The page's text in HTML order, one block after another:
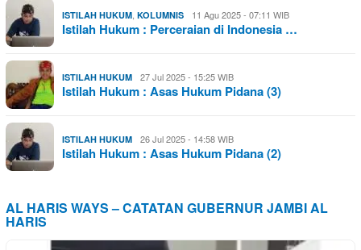
ISTILAH HUKUM, KOLUMNIS 11 Agu 2025 - 07:11 WIB
Istilah Hukum : Perceraian di Indonesia …
ISTILAH HUKUM 27 Jul 2025 - 15:25 WIB
Istilah Hukum : Asas Hukum Pidana (3)
ISTILAH HUKUM 26 Jul 2025 - 14:58 WIB
Istilah Hukum : Asas Hukum Pidana (2)
AL HARIS WAYS – CATATAN GUBERNUR JAMBI AL
HARIS